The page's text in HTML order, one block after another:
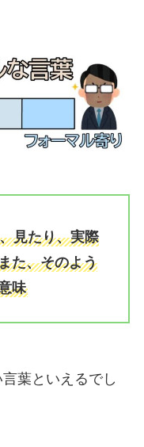
見たり、実際
た、そのよう
味
葉といえるでし